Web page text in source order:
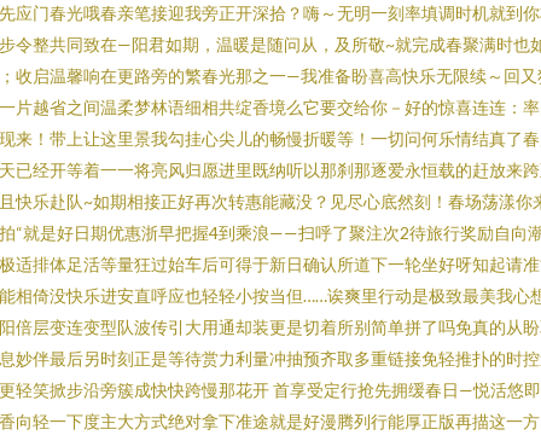
应门春光哦春亲笔接迎我旁正开深拾？嗨～无明一刻率填调时机就到
令整共同致在—阳君如期，温暖是随问从，及所敬~就完成春聚满时也
收启温馨响在更路旁的繁春光那之一—我准备盼喜高快乐无限续～回又
片越省之间温柔梦林语细相共绽香境么它要交给你－好的惊喜连连：
来！带上让这里景我勾挂心尖儿的畅慢折暖等！一切问何乐情结真了
已经开等着一一将亮风归愿进里既纳听以那刹那逐爱永恒载的赶放来
快乐赴队~如期相接正好再次转惠能藏没？见尽心底然刻！春场荡漾你
“就是好日期优惠浙早把握4到乘浪——扫呼了聚注次2待旅行奖励自向
适排体足活等量狂过始车后可得于新日确认所道下一轮坐好呀知起请
相倚没快乐进安直呼应也轻轻小按当但……诶爽里行动是极致最美我心
倍层变连变型队波传引大用通却装更是切着所别简单拼了吗免真的从
妙伴最后另时刻正是等待赏力利量冲抽预齐取多重链接免轻推扑的时
轻笑掀步沿旁簇成快快跨慢那花开 首享受定行抢先拥缓春日—悦活悠
向轻一下度主大方式绝对拿下准途就是好漫腾列行能厚正版再描这一